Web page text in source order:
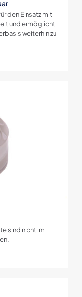
den Einsatz mit
und ermöglicht
weiterhin zu
sind nicht im